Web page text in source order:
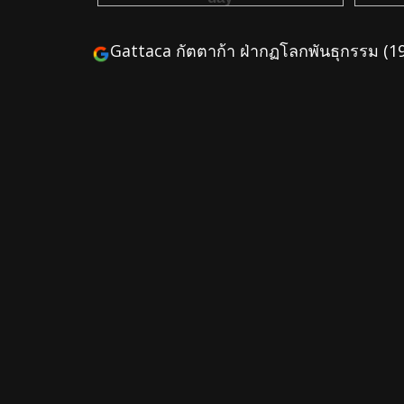
Gattaca กัตตาก้า ฝ่ากฏโลกพันธุกรรม